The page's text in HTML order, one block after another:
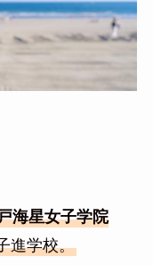
海星女子学院
進学校。